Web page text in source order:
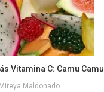
Vitamina C: Camu Camu
Mireya Maldonado